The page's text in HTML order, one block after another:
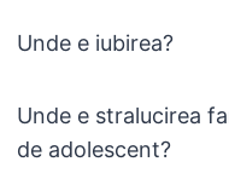
Unde e iubirea?
Unde e stralucirea
de adolescent?